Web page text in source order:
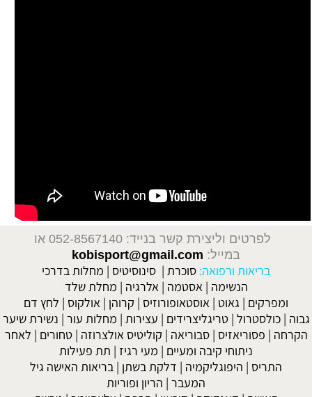
לפרטים וליצירת קשר בנייד: 052-8567140
או
במייל: kobisport@gmail.com
בריאות ורפואה: סוכרת | סינוסיטיס | מחלות בדרכי
הנשימה | אסטמה | אלרגיה | מחלת שלד
ומפרקים | גאוט | אוסטאופורוזיס | קרוהן | אולקוס | לחץ דם
גבוה |כולסטרול |טריגליצרידים | עצירות | מחלות עור | נשירת שיער
הקרחה | פסוריאזיס |סבוריאה | קוליטיס אולצרוזה |טחורים | לאחר
ניתוחי קיבה ומעיים | מעי רגיז | תת פעילות
התריס | היפוגליקמיה | דלקת בשתן | בריאות האישה גיל
המעבר | הריון ופוריות